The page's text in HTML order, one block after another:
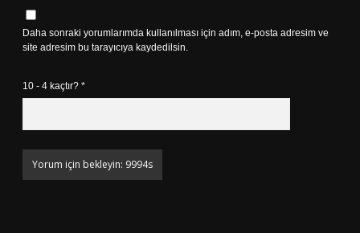
Daha sonraki yorumlarımda kullanılması için adım, e-posta adresim ve
site adresim bu tarayıcıya kaydedilsin.
10 - 4 kaçtır? *